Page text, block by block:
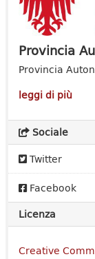
Provincia
Provincia
leggi di più
Sociale
Twitter
Facebook
Licenza
Creative